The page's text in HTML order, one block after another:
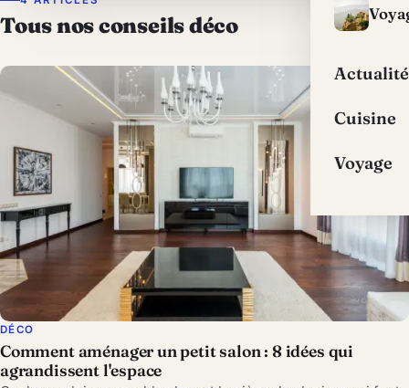
Actualité
Cuisine
Voyage
Tous nos conseils déco
DÉCO
Comment aménager un petit salon : 8 idées qui
agrandissent l'espace